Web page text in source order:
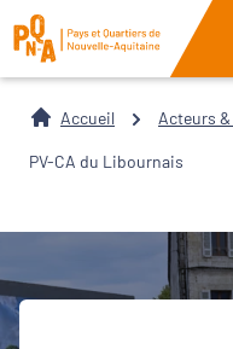
Accueil Acteurs
PV-CA du Libournais